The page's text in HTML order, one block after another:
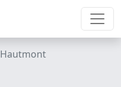
Hautmont